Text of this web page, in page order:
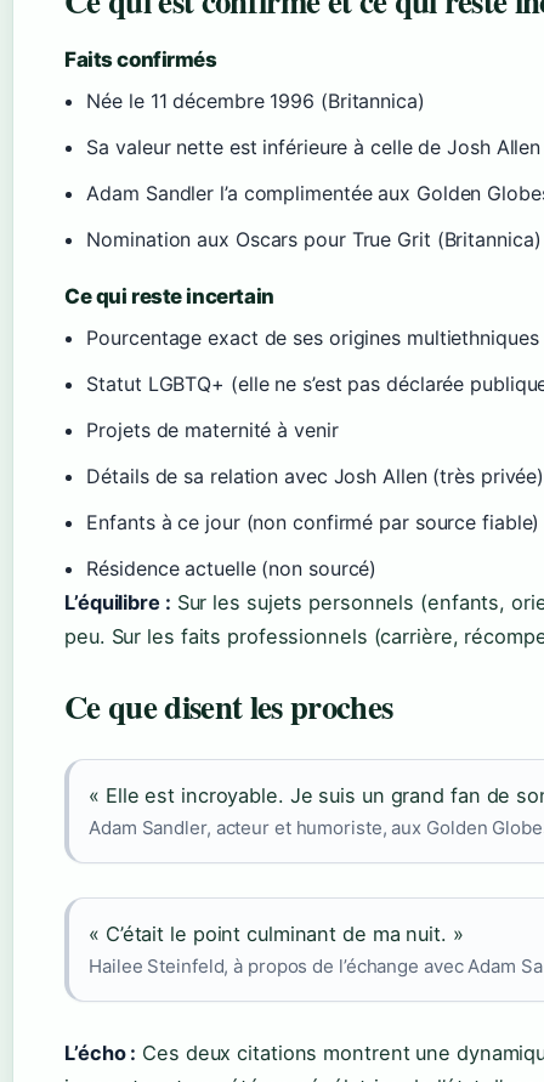
Faits confirmés
Née le 11 décembre 1996 (Britannica)
Sa valeur nette est inférieure à celle de Josh
Adam Sandler l’a complimentée aux Golden
Nomination aux Oscars pour True Grit (Britannica)
Ce qui reste incertain
Pourcentage exact de ses origines
Statut LGBTQ+ (elle ne s’est pas déclarée
Projets de maternité à venir
Détails de sa relation avec Josh Allen (très privée)
Enfants à ce jour (non confirmé par source fiable)
Résidence actuelle (non sourcé)
L’équilibre : Sur les sujets personnels (enfants,
peu. Sur les faits professionnels (carrière,
Ce que disent les proches
« Elle est incroyable. Je suis un grand fan de
Adam Sandler, acteur et humoriste, aux Golden
« C’était le point culminant de ma nuit. »
Hailee Steinfeld, à propos de l’échange avec Adam
L’écho : Ces deux citations montrent une